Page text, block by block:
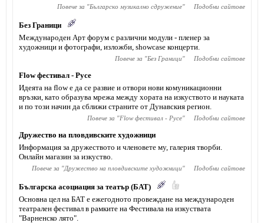
Повече за "Българско музикално сдружение" Подобни сайтове
Без Граници
Международен Арт форум с различни модули - пленер за
художници и фотографи, изложби, showcase концерти.
Повече за "Без Граници" Подобни сайтове
Flow фестивал - Русе
Идеята на flow е да се развие и отвори нови комуникационни
връзки, като образува мрежа между хората на изкуството и науката
и по този начин да сближи страните от Дунавския регион.
Повече за "Flow фестивал - Русе" Подобни сайтове
Дружество на пловдивските художници
Информация за дружеството и членовете му, галерия творби.
Онлайн магазин за изкуство.
Повече за "Дружество на пловдивските художници" Подобни сайтове
Българска асоциация за театър (БАТ)
Основна цел на БАТ е ежегодното провеждане на международен
театрален фестивал в рамките на Фестивала на изкуствата
"Варненско лято".